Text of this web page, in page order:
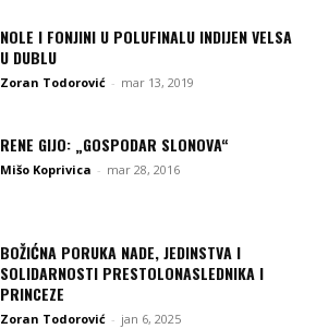
NOLE I FONJINI U POLUFINALU INDIJEN VELSA
U DUBLU
Zoran Todorović - mar 13, 2019
RENE GIJO: „GOSPODAR SLONOVA“
Mišo Koprivica - mar 28, 2016
BOŽIĆNA PORUKA NADE, JEDINSTVA I
SOLIDARNOSTI PRESTOLONASLEDNIKA I
PRINCEZE
Zoran Todorović - jan 6, 2025